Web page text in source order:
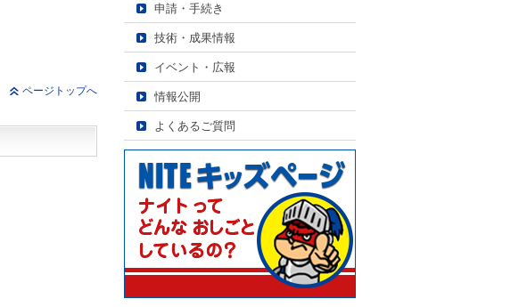
ページトップへ
申請・手続き
技術・成果情報
イベント・広報
情報公開
よくあるご質問